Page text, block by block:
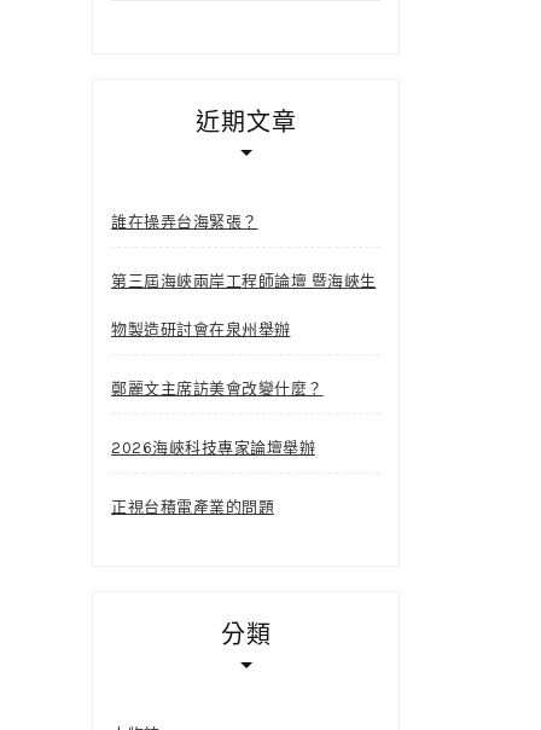
近期文章
誰在操弄台海緊張？
第三屆海峽兩岸工程師論壇 暨海峽生
物製造研討會在泉州舉辦
鄭麗文主席訪美會改變什麼？
2026海峽科技專家論壇舉辦
正視台積電產業的問題
分類